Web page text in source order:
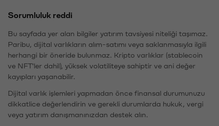
Sorumluluk reddi
Bu sayfada yer alan bilgiler yatırım tavsiyesi niteliği taşımaz.
Paribu, dijital varlıkların alım-satımı veya saklanmasıyla ilgili
herhangi bir öneride bulunmaz. Kripto varlıklar (stablecoin
ve NFT'ler dahil), yüksek volatiliteye sahiptir ve ani değer
kayıpları yaşanabilir.
Dijital varlık işlemleri yapmadan önce finansal durumunuzu
dikkatlice değerlendirin ve gerekli durumlarda hukuk, vergi
veya yatırım danışmanınızdan destek alın.